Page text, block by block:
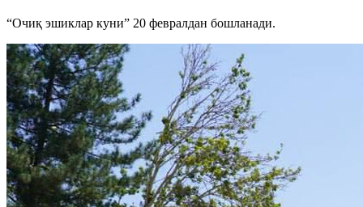
“Очиқ эшиклар куни” 20 февралдан бошланади.